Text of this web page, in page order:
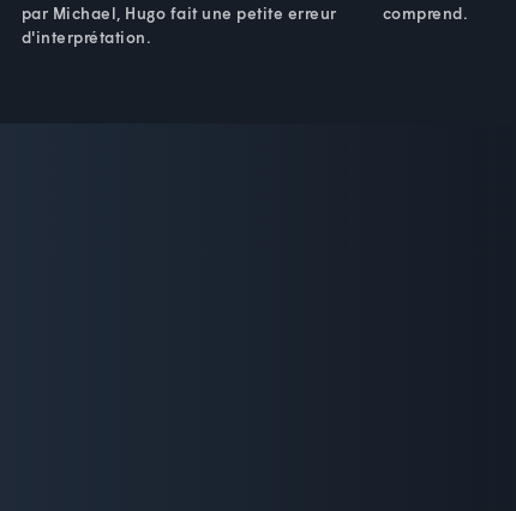
par Michael, Hugo fait une petite erreur
d'interprétation.
comprend.